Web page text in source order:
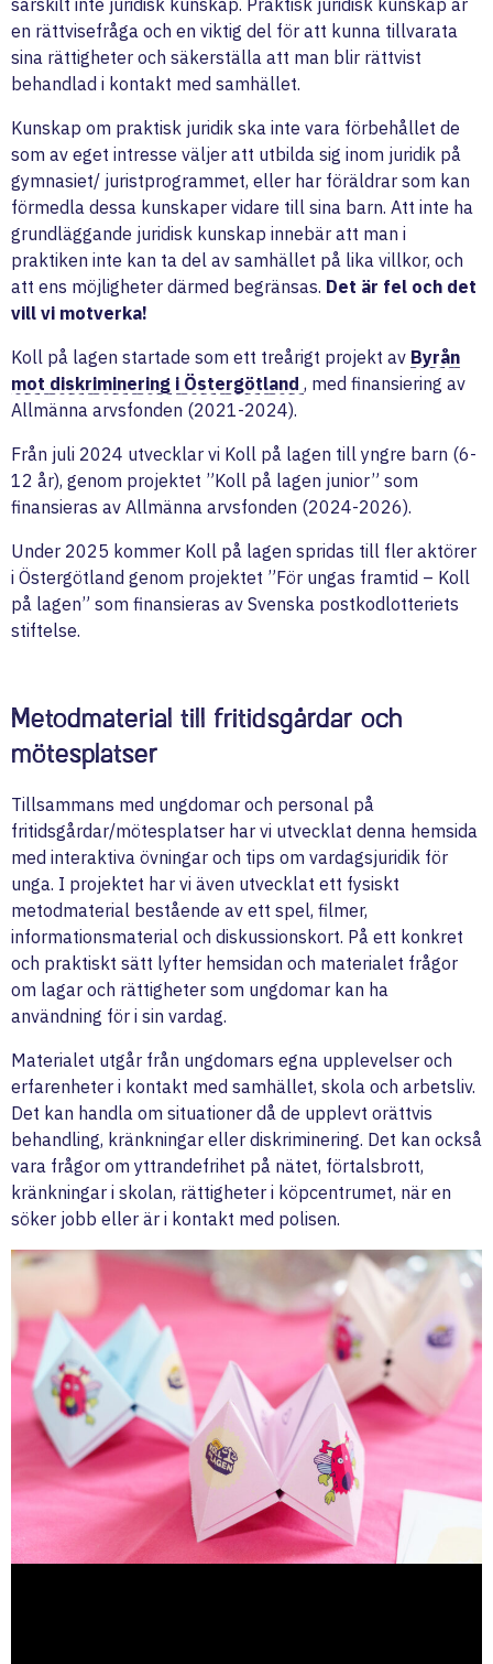
särskilt inte juridisk kunskap. Praktisk juridisk kunskap är
en rättvisefråga och en viktig del för att kunna tillvarata
sina rättigheter och säkerställa att man blir rättvist
behandlad i kontakt med samhället.
Kunskap om praktisk juridik ska inte vara förbehållet de
som av eget intresse väljer att utbilda sig inom juridik på
gymnasiet/ juristprogrammet, eller har föräldrar som kan
förmedla dessa kunskaper vidare till sina barn. Att inte ha
grundläggande juridisk kunskap innebär att man i
praktiken inte kan ta del av samhället på lika villkor, och
att ens möjligheter därmed begränsas. Det är fel och det
vill vi motverka!
Koll på lagen startade som ett treårigt projekt av Byrån
mot diskriminering i Östergötland , med finansiering av
Allmänna arvsfonden (2021-2024).
Från juli 2024 utvecklar vi Koll på lagen till yngre barn (6-
12 år), genom projektet ”Koll på lagen junior” som
finansieras av Allmänna arvsfonden (2024-2026).
Under 2025 kommer Koll på lagen spridas till fler aktörer
i Östergötland genom projektet ”För ungas framtid – Koll
på lagen” som finansieras av Svenska postkodlotteriets
stiftelse.
Metodmaterial till fritidsgårdar och
mötesplatser
Tillsammans med ungdomar och personal på
fritidsgårdar/mötesplatser har vi utvecklat denna hemsida
med interaktiva övningar och tips om vardagsjuridik för
unga. I projektet har vi även utvecklat ett fysiskt
metodmaterial bestående av ett spel, filmer,
informationsmaterial och diskussionskort. På ett konkret
och praktiskt sätt lyfter hemsidan och materialet frågor
om lagar och rättigheter som ungdomar kan ha
användning för i sin vardag.
Materialet utgår från ungdomars egna upplevelser och
erfarenheter i kontakt med samhället, skola och arbetsliv.
Det kan handla om situationer då de upplevt orättvis
behandling, kränkningar eller diskriminering. Det kan också
vara frågor om yttrandefrihet på nätet, förtalsbrott,
kränkningar i skolan, rättigheter i köpcentrumet, när en
söker jobb eller är i kontakt med polisen.